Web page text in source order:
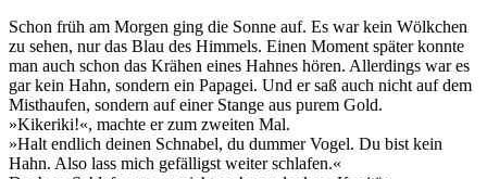
Schon früh am Morgen ging die Sonne auf. Es war kein Wölkchen
zu sehen, nur das Blau des Himmels. Einen Moment später konnte
man auch schon das Krähen eines Hahnes hören. Allerdings war es
gar kein Hahn, sondern ein Papagei. Und er saß auch nicht auf dem
Misthaufen, sondern auf einer Stange aus purem Gold.
»Kikeriki!«, machte er zum zweiten Mal.
»Halt endlich deinen Schnabel, du dummer Vogel. Du bist kein
Hahn. Also lass mich gefälligst weiter schlafen.«